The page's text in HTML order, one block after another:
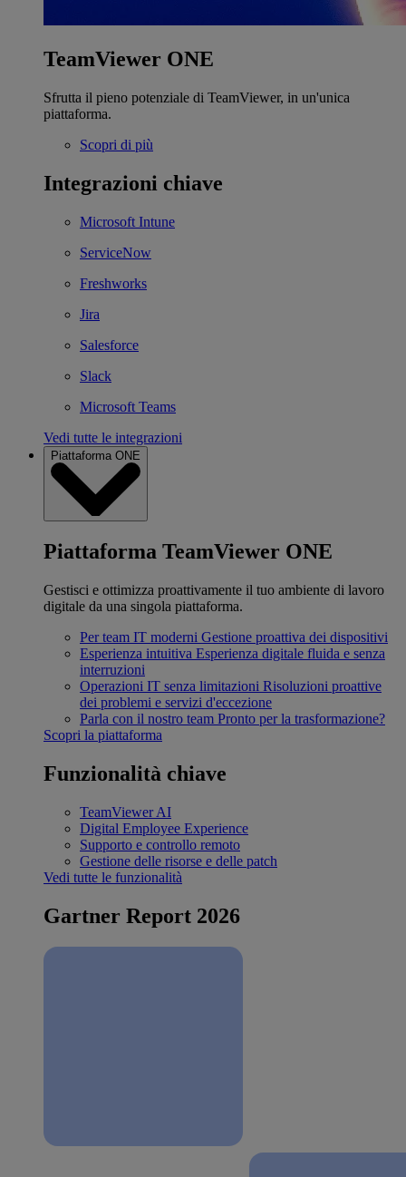
TeamViewer ONE
Sfrutta il pieno potenziale di TeamViewer, in un'unica
piattaforma.
Scopri di più
Integrazioni chiave
Microsoft Intune
ServiceNow
Freshworks
Jira
Salesforce
Slack
Microsoft Teams
Vedi tutte le integrazioni
Piattaforma ONE
Piattaforma TeamViewer ONE
Gestisci e ottimizza proattivamente il tuo ambiente di lavoro
digitale da una singola piattaforma.
Per team IT moderni Gestione proattiva dei dispositivi
Esperienza intuitiva Esperienza digitale fluida e senza
interruzioni
Operazioni IT senza limitazioni Risoluzioni proattive
dei problemi e servizi d'eccezione
Parla con il nostro team Pronto per la trasformazione?
Scopri la piattaforma
Funzionalità chiave
TeamViewer AI
Digital Employee Experience
Supporto e controllo remoto
Gestione delle risorse e delle patch
Vedi tutte le funzionalità
Gartner Report 2026